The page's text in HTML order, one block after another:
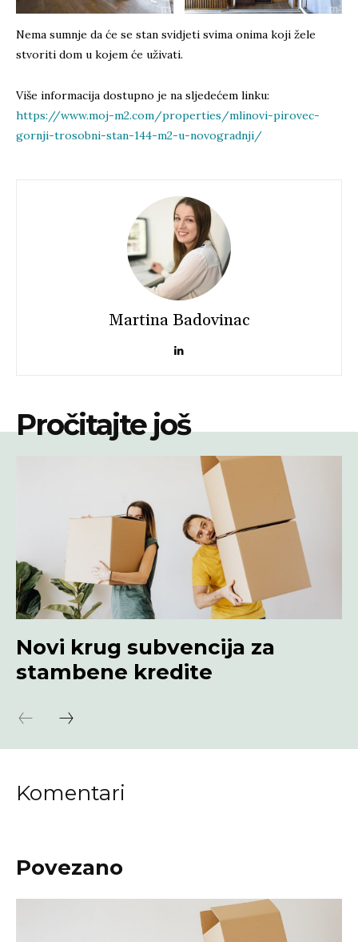
Nema sumnje da će se stan svidjeti svima onima koji žele
stvoriti dom u kojem će uživati.
Više informacija dostupno je na sljedećem linku:
https://www.moj-m2.com/properties/mlinovi-pirovec-
gornji-trosobni-stan-144-m2-u-novogradnji/
Martina Badovinac
Pročitajte još
Novi krug subvencija za
stambene kredite
Komentari
Povezano